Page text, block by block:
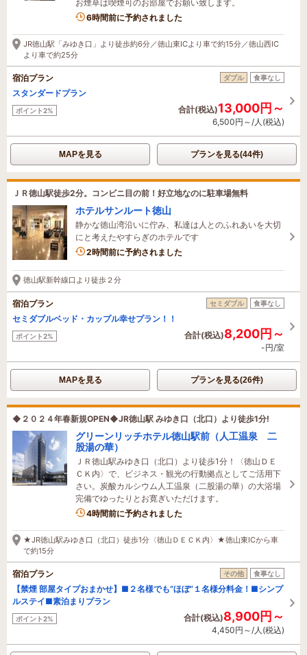
お煙草は喫煙可のお部屋でお願い致します。
6時間前に予約されました
JR徳山駅「みゆき口」より徒歩約6分／徳山東ICより車で約15分／徳山西IC
より車で約25分
宿泊プラン ダブル 食事なし
スタンダードプラン
ポイント2% 合計(税込)13,000円～
6,500円～/人(税込)
MAPを見る プランを見る(44件)
ＪＲ徳山駅徒歩2分。コンビニ目の前！好立地なのに駐車場無料
ホテルサンルート徳山
静かな徳山湾沿いに佇み、私達は人とのふれあいを大切
にと考えたやすらぎのホテルです
2時間前に予約されました
徳山駅新幹線口より徒歩２分
宿泊プラン セミダブル 食事なし
セミダブルベッド・カップル幸せプラン！！
ポイント2% 合計(税込)8,200円～
-円/室
MAPを見る プランを見る(26件)
◆２０２４年春新規OPEN◆JR徳山駅 みゆき口（北口）より徒歩1分!
グリーンリッチホテル徳山駅前（人工温泉 二
股湯の華）
ＪＲ徳山駅みゆき口（北口）より徒歩1分！〈徳山ＤＥ
ＣＫ内〉で、ビジネス・観光の行動拠点としてご活用下
さい。炭酸カルシウム人工温泉（二股湯の華）の大浴場
完備でゆったりとお寛ぎいただけます。
4時間前に予約されました
★JR徳山駅みゆき口（北口）徒歩1分〈徳山ＤＥＣＫ内〉★徳山東ICから車
で約15分
宿泊プラン その他 食事なし
【禁煙 部屋タイプおまかせ】■２名様でも“ほぼ”１名様分料金！■シンプ
ルステイ■素泊まりプラン
ポイント2% 合計(税込)8,900円～
4,450円～/人(税込)